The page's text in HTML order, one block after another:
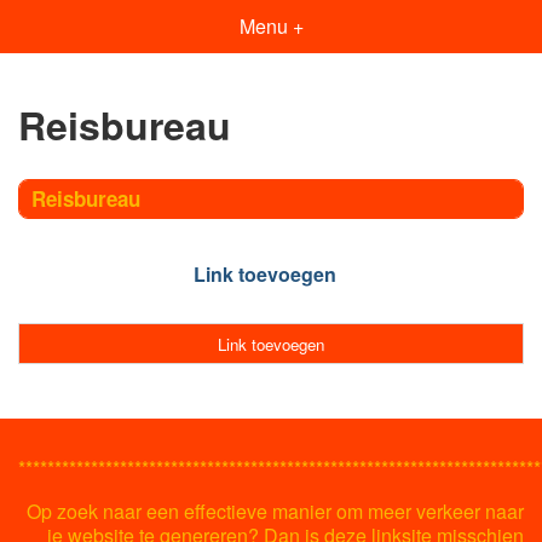
Menu +
Reisbureau
Reisbureau
Link toevoegen
Link toevoegen
Op zoek naar een effectieve manier om meer verkeer naar
je website te genereren? Dan is deze linksite misschien